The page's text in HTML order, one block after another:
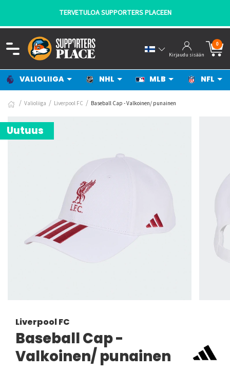
TERVETULOA SUPPORTERS PLACEEN
Kirjaudu sisään
0
VALIOLIIGA NHL MLB NFL
Valioliiga Liverpool FC Baseball Cap - Valkoinen/ punainen
Uutuus
Liverpool FC
Baseball Cap -
Valkoinen/ punainen